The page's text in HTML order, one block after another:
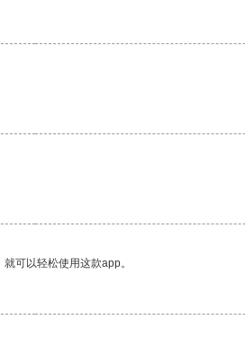
可以轻松使用这款app。